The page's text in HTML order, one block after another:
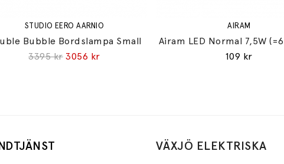
STUDIO EERO AARNIO
Bubble Bordslampa Small
3395 kr 3056 kr
AIRAM
Airam LED Normal 7,5W
109 kr
VÄXJÖ ELEKTRISKA